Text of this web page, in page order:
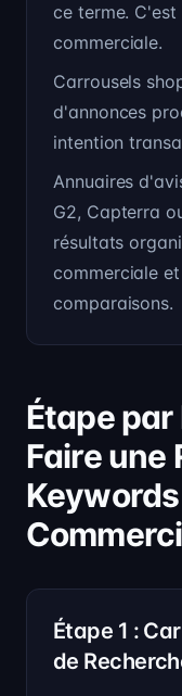
ce terme.
commerciale.
Carrousels
d'annonces
intention
Annuaires
G2, Capterra
résultats
commerciale
comparaisons.
Étape par
Faire une
Étape 1 :
de